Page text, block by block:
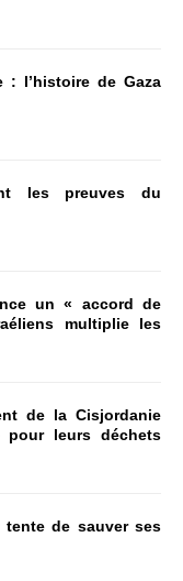
: l’histoire de Gaza
les preuves du
un « accord de
multiplie les
de la Cisjordanie
pour leurs déchets
tente de sauver ses